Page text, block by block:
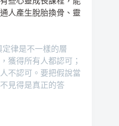
人產生脫胎換骨、靈
律是不一樣的層
獲得所有人都認可；
不認可。要把假說當
見得是真正的答